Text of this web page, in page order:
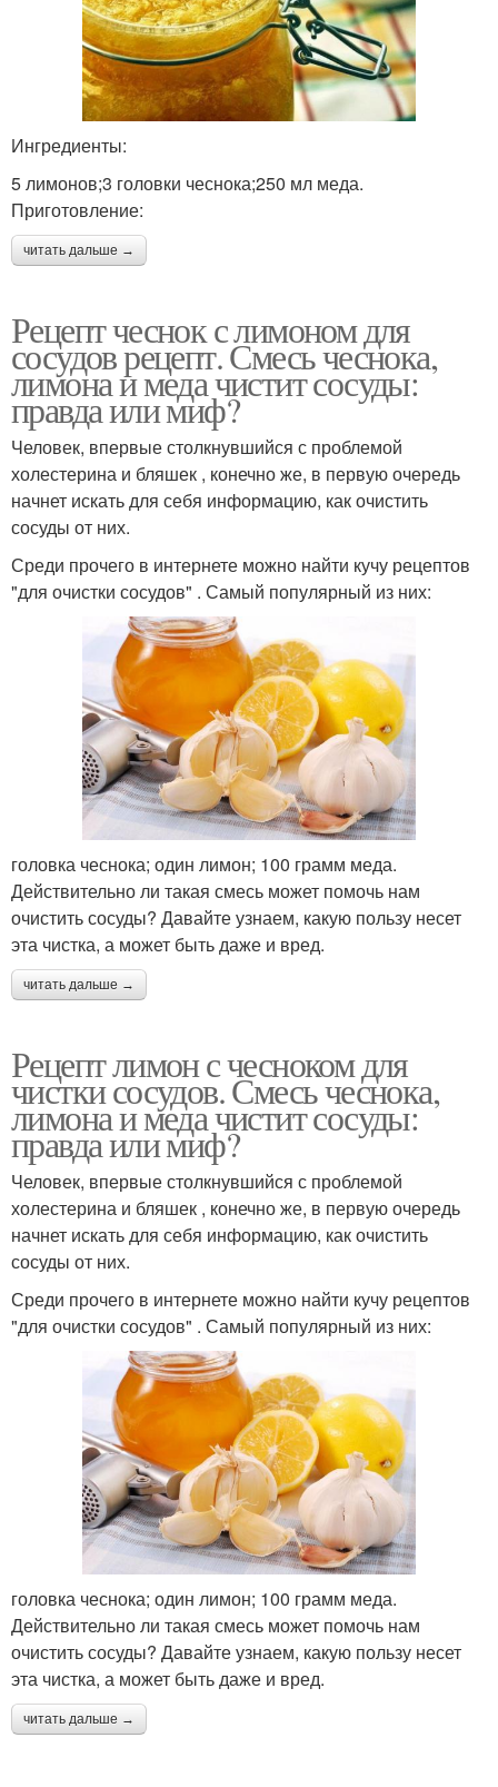
Ингредиенты:
5 лимонов;3 головки чеснока;250 мл меда.
Приготовление:
читать дальше →
Рецепт чеснок с лимоном для
сосудов рецепт. Смесь чеснока,
лимона и меда чистит сосуды:
правда или миф?
Человек, впервые столкнувшийся с проблемой
холестерина и бляшек , конечно же, в первую очередь
начнет искать для себя информацию, как очистить
сосуды от них.
Среди прочего в интернете можно найти кучу рецептов
"для очистки сосудов" . Самый популярный из них:
головка чеснока; один лимон; 100 грамм меда.
Действительно ли такая смесь может помочь нам
очистить сосуды? Давайте узнаем, какую пользу несет
эта чистка, а может быть даже и вред.
читать дальше →
Рецепт лимон с чесноком для
чистки сосудов. Смесь чеснока,
лимона и меда чистит сосуды:
правда или миф?
Человек, впервые столкнувшийся с проблемой
холестерина и бляшек , конечно же, в первую очередь
начнет искать для себя информацию, как очистить
сосуды от них.
Среди прочего в интернете можно найти кучу рецептов
"для очистки сосудов" . Самый популярный из них:
головка чеснока; один лимон; 100 грамм меда.
Действительно ли такая смесь может помочь нам
очистить сосуды? Давайте узнаем, какую пользу несет
эта чистка, а может быть даже и вред.
читать дальше →